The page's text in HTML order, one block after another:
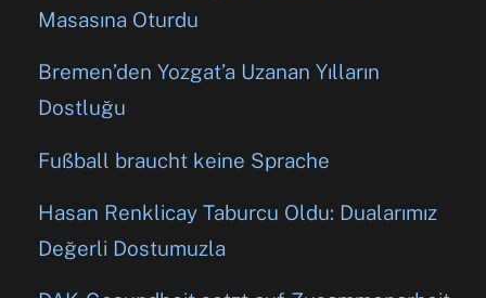
Masasına Oturdu
Bremen’den Yozgat’a Uzanan Yılların
Dostluğu
Fußball braucht keine Sprache
Hasan Renklicay Taburcu Oldu: Dualarımız
Değerli Dostumuzla